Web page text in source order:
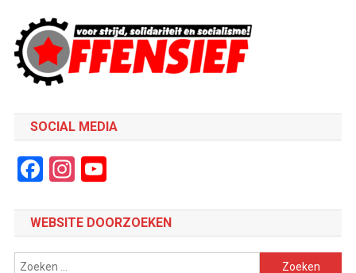
SOCIAL MEDIA
Facebook
Instagram
YouTube
WEBSITE DOORZOEKEN
Zoeken